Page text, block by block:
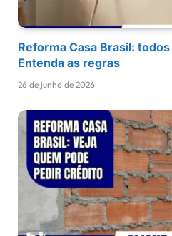
Reforma Casa Brasil:
Entenda as regras
26 de junho de 2026